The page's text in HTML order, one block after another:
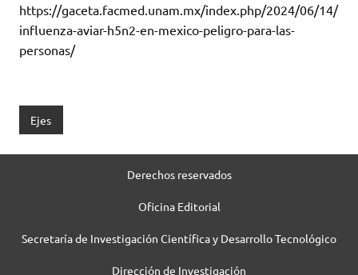
https://gaceta.facmed.unam.mx/index.php/2024/06/14/
influenza-aviar-h5n2-en-mexico-peligro-para-las-
personas/
Ejes
Derechos reservados
Oficina Editorial
Secretaría de Investigación Científica y Desarrollo Tecnológico
Dirección de Investigación